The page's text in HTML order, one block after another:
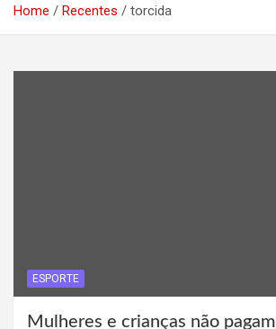
Home Recentes torcida
ESPORTE
Mulheres e crianças não